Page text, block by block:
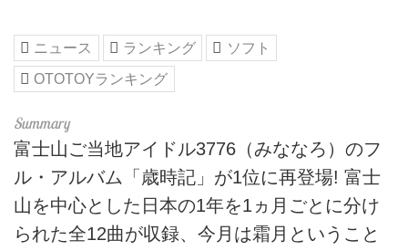
ニュース ランキング
ソフト
OTOTOYランキング
富士山ご当地アイドル3776（みななろ）のフ
ル・アルバム「歳時記」が1位に再登場! 富士
山を中心とした日本の1年を1ヵ月ごとに分け
られた全12曲が収録、今月は霜月ということ